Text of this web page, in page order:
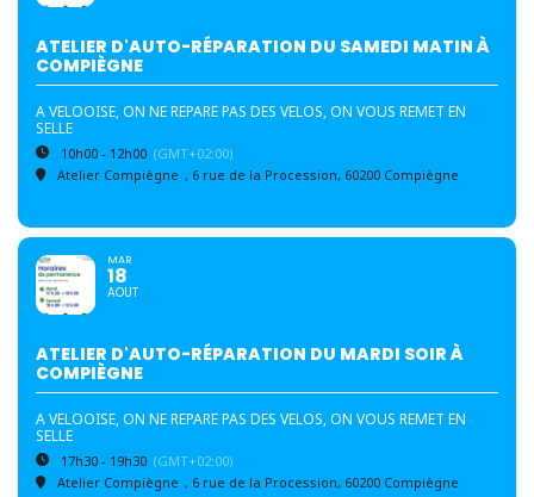
ATELIER D'AUTO-RÉPARATION DU SAMEDI MATIN À
COMPIÈGNE
A VELOOISE, ON NE REPARE PAS DES VELOS, ON VOUS REMET EN
SELLE
10h00 - 12h00 (GMT+02:00)
Atelier Compiègne , 6 rue de la Procession, 60200 Compiègne
MAR
18
AOUT
ATELIER D'AUTO-RÉPARATION DU MARDI SOIR À
COMPIÈGNE
A VELOOISE, ON NE REPARE PAS DES VELOS, ON VOUS REMET EN
SELLE
17h30 - 19h30 (GMT+02:00)
Atelier Compiègne , 6 rue de la Procession, 60200 Compiègne